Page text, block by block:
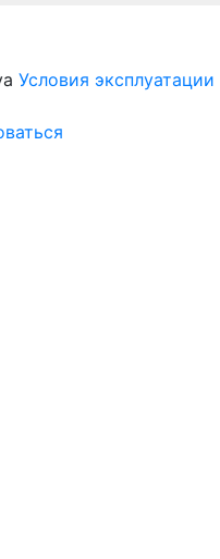
Условия эксплуатации